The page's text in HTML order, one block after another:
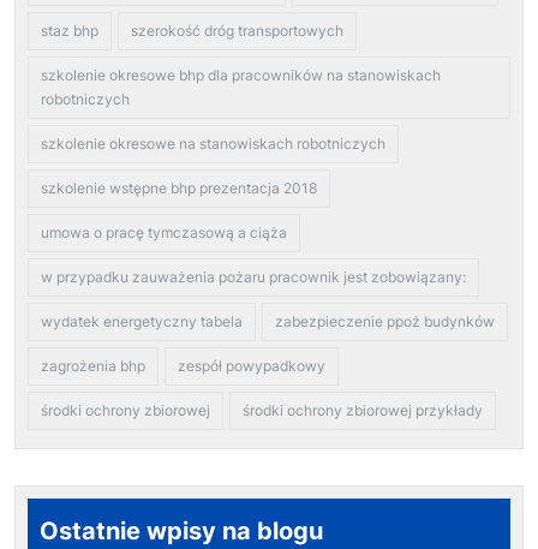
staz bhp szerokość dróg transportowych
szkolenie okresowe bhp dla pracowników na stanowiskach
robotniczych
szkolenie okresowe na stanowiskach robotniczych
szkolenie wstępne bhp prezentacja 2018
umowa o pracę tymczasową a ciąża
w przypadku zauważenia pożaru pracownik jest zobowiązany:
wydatek energetyczny tabela zabezpieczenie ppoż budynków
zagrożenia bhp zespół powypadkowy
środki ochrony zbiorowej środki ochrony zbiorowej przykłady
Ostatnie wpisy na blogu